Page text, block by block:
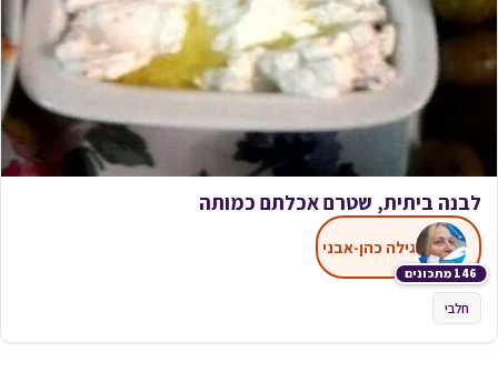
לבנה ביתית, שטרם אכלתם כמותה
146 מתכונים
גילה כהן-אבני
חלבי